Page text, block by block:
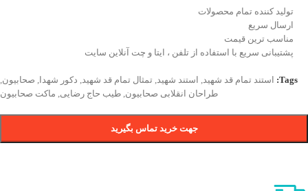
تولید کننده تمام محصولات
ارسال سریع
مناسب ترین قیمت
پشتیبانی سریع با استفاده از تلفن ، ایتا و چت آنلاین سایت
Tags: استند تمام قد شهید, استند شهید, تمثال تمام قد شهید, دکور شهدا , صحابیون,
طراحان انقلابی صحابیون, طیب حاج رضایی, ماکت صحابیون
جهت خرید تماس بگیرید